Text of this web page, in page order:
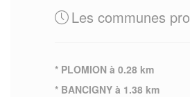
Les communes
* PLOMION à 0.28 km
* BANCIGNY à 1.38 km